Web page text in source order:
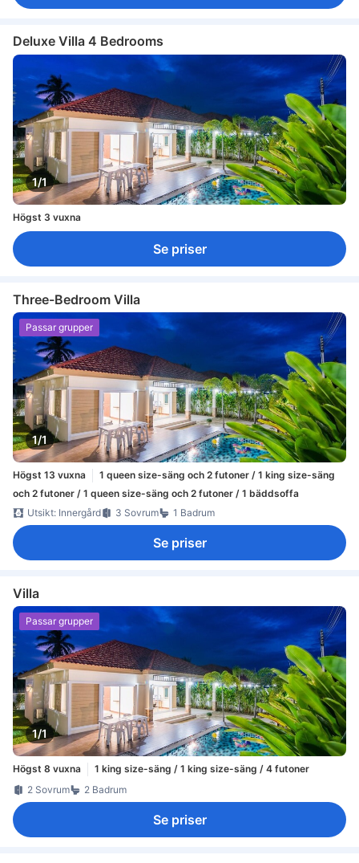
Deluxe Villa 4 Bedrooms
1/1
Högst 3 vuxna
Se priser
Three-Bedroom Villa
1/1
Passar grupper
Högst 13 vuxna
1 queen size-säng och 2 futoner / 1 king size-säng
och 2 futoner / 1 queen size-säng och 2 futoner / 1 bäddsoffa
Utsikt: Innergård
3 Sovrum 1 Badrum
Se priser
Villa
1/1
Passar grupper
Högst 8 vuxna
1 king size-säng / 1 king size-säng / 4 futoner
2 Sovrum
2 Badrum
Se priser